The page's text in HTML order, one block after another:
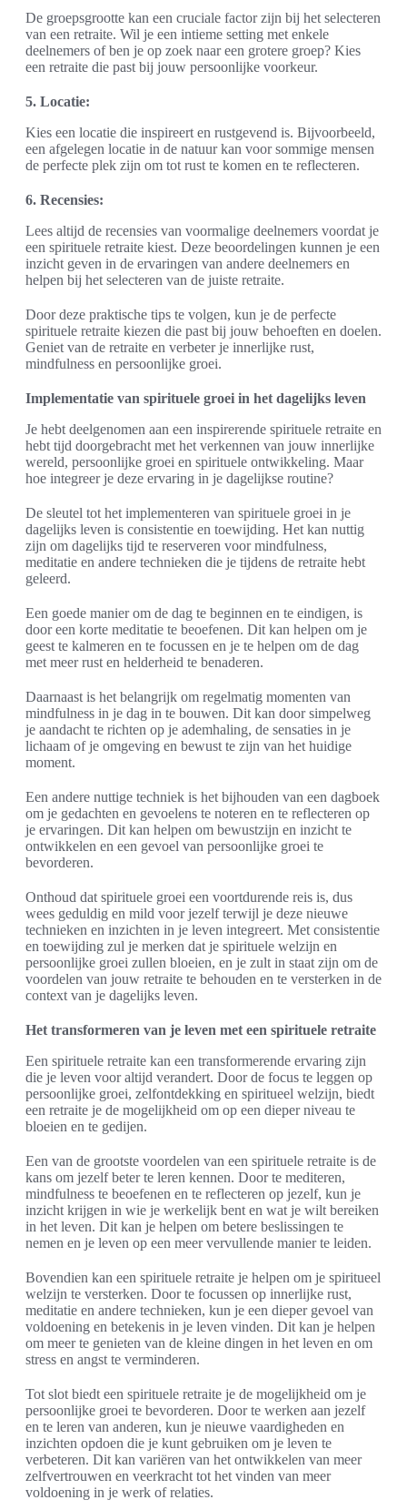
De groepsgrootte kan een cruciale factor zijn bij het selecteren
van een retraite. Wil je een intieme setting met enkele
deelnemers of ben je op zoek naar een grotere groep? Kies
een retraite die past bij jouw persoonlijke voorkeur.
5. Locatie:
Kies een locatie die inspireert en rustgevend is. Bijvoorbeeld,
een afgelegen locatie in de natuur kan voor sommige mensen
de perfecte plek zijn om tot rust te komen en te reflecteren.
6. Recensies:
Lees altijd de recensies van voormalige deelnemers voordat je
een spirituele retraite kiest. Deze beoordelingen kunnen je een
inzicht geven in de ervaringen van andere deelnemers en
helpen bij het selecteren van de juiste retraite.
Door deze praktische tips te volgen, kun je de perfecte
spirituele retraite kiezen die past bij jouw behoeften en doelen.
Geniet van de retraite en verbeter je innerlijke rust,
mindfulness en persoonlijke groei.
Implementatie van spirituele groei in het dagelijks leven
Je hebt deelgenomen aan een inspirerende spirituele retraite en
hebt tijd doorgebracht met het verkennen van jouw innerlijke
wereld, persoonlijke groei en spirituele ontwikkeling. Maar
hoe integreer je deze ervaring in je dagelijkse routine?
De sleutel tot het implementeren van spirituele groei in je
dagelijks leven is consistentie en toewijding. Het kan nuttig
zijn om dagelijks tijd te reserveren voor mindfulness,
meditatie en andere technieken die je tijdens de retraite hebt
geleerd.
Een goede manier om de dag te beginnen en te eindigen, is
door een korte meditatie te beoefenen. Dit kan helpen om je
geest te kalmeren en te focussen en je te helpen om de dag
met meer rust en helderheid te benaderen.
Daarnaast is het belangrijk om regelmatig momenten van
mindfulness in je dag in te bouwen. Dit kan door simpelweg
je aandacht te richten op je ademhaling, de sensaties in je
lichaam of je omgeving en bewust te zijn van het huidige
moment.
Een andere nuttige techniek is het bijhouden van een dagboek
om je gedachten en gevoelens te noteren en te reflecteren op
je ervaringen. Dit kan helpen om bewustzijn en inzicht te
ontwikkelen en een gevoel van persoonlijke groei te
bevorderen.
Onthoud dat spirituele groei een voortdurende reis is, dus
wees geduldig en mild voor jezelf terwijl je deze nieuwe
technieken en inzichten in je leven integreert. Met consistentie
en toewijding zul je merken dat je spirituele welzijn en
persoonlijke groei zullen bloeien, en je zult in staat zijn om de
voordelen van jouw retraite te behouden en te versterken in de
context van je dagelijks leven.
Het transformeren van je leven met een spirituele retraite
Een spirituele retraite kan een transformerende ervaring zijn
die je leven voor altijd verandert. Door de focus te leggen op
persoonlijke groei, zelfontdekking en spiritueel welzijn, biedt
een retraite je de mogelijkheid om op een dieper niveau te
bloeien en te gedijen.
Een van de grootste voordelen van een spirituele retraite is de
kans om jezelf beter te leren kennen. Door te mediteren,
mindfulness te beoefenen en te reflecteren op jezelf, kun je
inzicht krijgen in wie je werkelijk bent en wat je wilt bereiken
in het leven. Dit kan je helpen om betere beslissingen te
nemen en je leven op een meer vervullende manier te leiden.
Bovendien kan een spirituele retraite je helpen om je spiritueel
welzijn te versterken. Door te focussen op innerlijke rust,
meditatie en andere technieken, kun je een dieper gevoel van
voldoening en betekenis in je leven vinden. Dit kan je helpen
om meer te genieten van de kleine dingen in het leven en om
stress en angst te verminderen.
Tot slot biedt een spirituele retraite je de mogelijkheid om je
persoonlijke groei te bevorderen. Door te werken aan jezelf
en te leren van anderen, kun je nieuwe vaardigheden en
inzichten opdoen die je kunt gebruiken om je leven te
verbeteren. Dit kan variëren van het ontwikkelen van meer
zelfvertrouwen en veerkracht tot het vinden van meer
voldoening in je werk of relaties.